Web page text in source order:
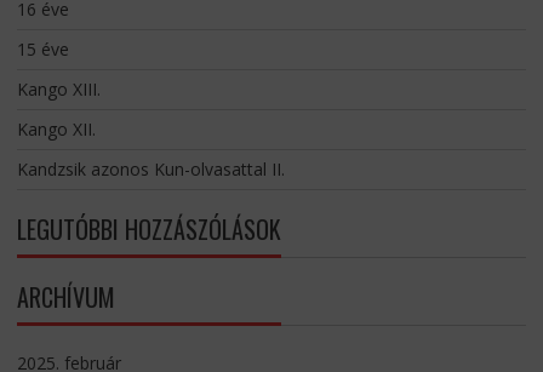
16 éve
15 éve
Kango XIII.
Kango XII.
Kandzsik azonos Kun-olvasattal II.
LEGUTÓBBI HOZZÁSZÓLÁSOK
ARCHÍVUM
2025. február